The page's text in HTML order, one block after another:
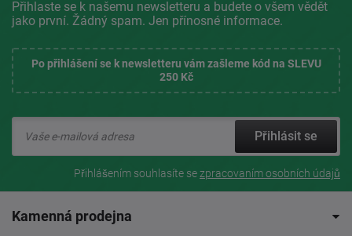
Přihlaste se k našemu newsletteru a budete o všem vědět
jako první. Žádný spam. Jen přínosné informace.
Po přihlášení se k newsletteru vám zašleme kód na SLEVU
250 Kč
Přihlásit se
Přihlášením souhlasíte sezpracovaním osobních údajů
Kamenná prodejna